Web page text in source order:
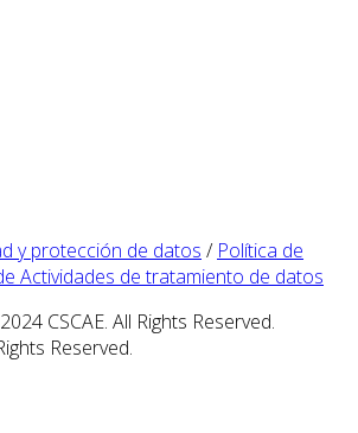
y protección de datos / Política de
Actividades de tratamiento de datos
CSCAE. All Rights Reserved.
Reserved.